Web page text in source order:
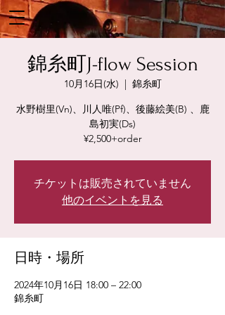
錦糸町J-flow Session
10月16日(水)
  |
錦糸町
水野樹里(Vn)、川人唯(Pf)、後藤絵美(B) 、鹿
島初実(Ds)
¥2,500+order
チケットは販売されていません
他のイベントを見る
日時・場所
2024年10月16日 18:00 – 22:00
錦糸町